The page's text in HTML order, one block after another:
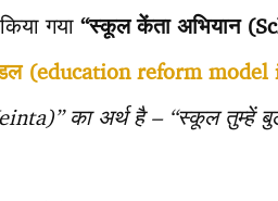
गया “स्कूल केंता अभियान
मॉडल (education reform
का अर्थ है – “स्कूल तुम्हें